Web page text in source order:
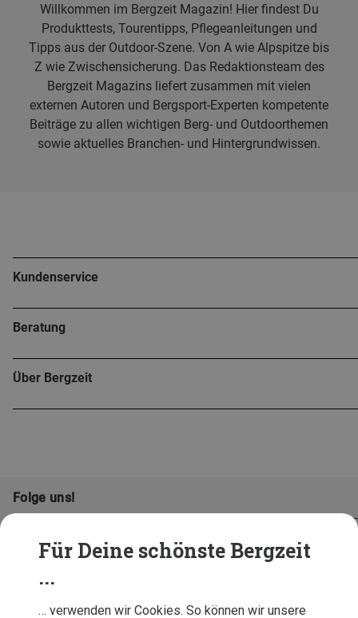
Für Deine schönste Bergzeit
...
… verwenden wir Cookies. So können wir unsere
Willkommen im Bergzeit Magazin! Hier findest Du
Produkttests, Tourentipps, Pflegeanleitungen und
Tipps aus der Outdoor-Szene. Von A wie Alpspitze bis
Z wie Zwischensicherung. Das Redaktionsteam des
Bergzeit Magazins liefert zusammen mit vielen
externen Autoren und Bergsport-Experten kompetente
Beiträge zu allen wichtigen Berg- und Outdoorthemen
sowie aktuelles Branchen- und Hintergrundwissen.
Kundenservice
Beratung
Über Bergzeit
Folge uns!